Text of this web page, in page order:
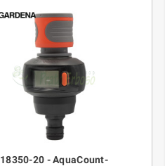
18350-20 - AquaCount-